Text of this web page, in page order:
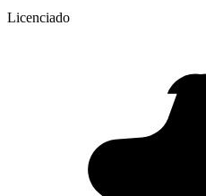
Licenciado